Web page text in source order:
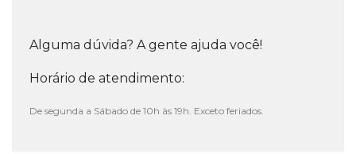
Alguma dúvida? A gente ajuda você!
Horário de atendimento:
De segunda a Sábado de 10h às 19h. Exceto feriados.